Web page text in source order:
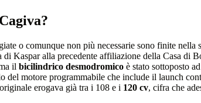
o comunque non più necessarie sono finite nella
di Kaspar alla precedente affiliazione della Casa di
il bicilindrico desmodromico è stato sottoposto
del motore programmabile che include il launch
erogava già tra i 108 e i 120 cv, cifra che